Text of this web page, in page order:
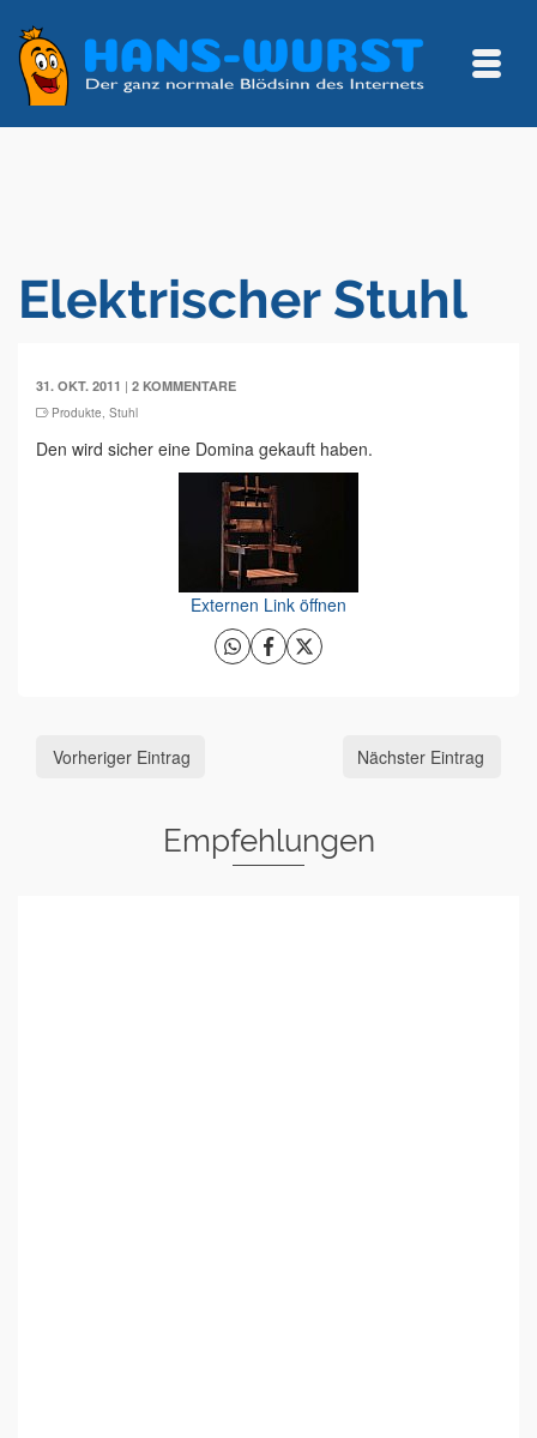
Elektrischer Stuhl
31. OKT. 2011 | 2 KOMMENTARE
Produkte, Stuhl
Den wird sicher eine Domina gekauft haben.
Externen Link öffnen
Vorheriger Eintrag Nächster Eintrag
Empfehlungen